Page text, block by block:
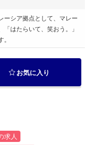
ーシア拠点として、マレー
はたらいて、笑おう。」
お気に入り
求人